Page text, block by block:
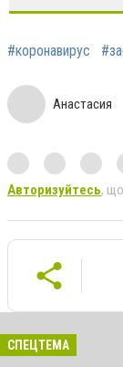
#коронавирус
Анастасия
Авторизуйтесь,
СПЕЦТЕМА